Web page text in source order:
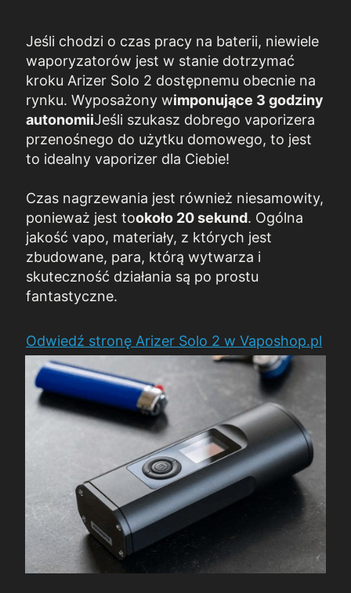
Jeśli chodzi o czas pracy na baterii, niewiele
waporyzatorów jest w stanie dotrzymać
kroku Arizer Solo 2 dostępnemu obecnie na
rynku. Wyposażony wimponujące 3 godziny
autonomiiJeśli szukasz dobrego vaporizera
przenośnego do użytku domowego, to jest
to idealny vaporizer dla Ciebie!
Czas nagrzewania jest również niesamowity,
ponieważ jest tookoło 20 sekund. Ogólna
jakość vapo, materiały, z których jest
zbudowane, para, którą wytwarza i
skuteczność działania są po prostu
fantastyczne.
Odwiedź stronę Arizer Solo 2 w Vaposhop.pl